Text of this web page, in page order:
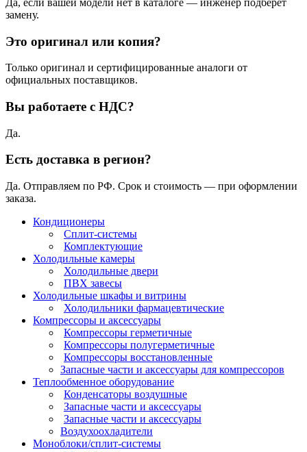
замену.
Это оригинал или копия?
Только оригинал и сертифицированные аналоги от
официальных поставщиков.
Вы работаете с НДС?
Да.
Есть доставка в регион?
Да. Отправляем по РФ. Срок и стоимость — при оформлении
заказа.
Кондиционеры
Сплит-системы
Комплектующие
Холодильные камеры
Холодильные двери
ПВХ завесы
Холодильные шкафы и витрины
Холодильники фармацевтические
Компрессоры и аксессуары
Компрессоры герметичные
Компрессоры полугерметичные
Компрессоры восстановленные
Запасные части и аксессуары для компрессоров
Теплообменное оборудование
Конденсаторы воздушные
Запасные части и аксессуары
Запасные части и аксессуары
Воздухоохладители
Моноблоки/сплит-системы